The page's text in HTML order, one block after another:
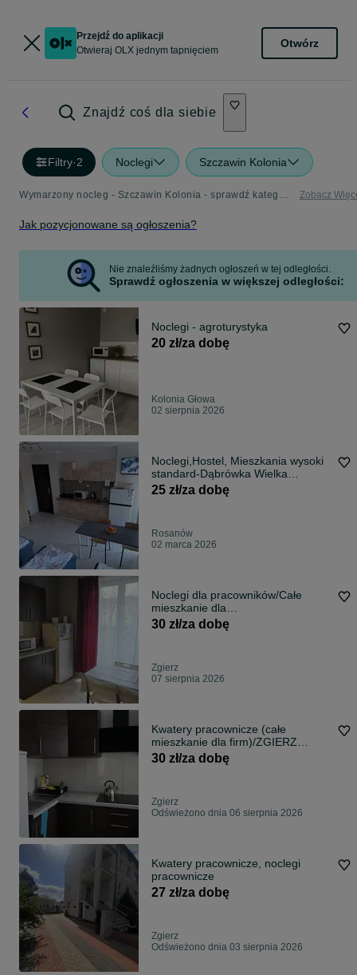
Przejdź do aplikacji
Otwieraj OLX jednym tapnięciem
Otwórz
Znajdź coś dla siebie
Filtry·2 Noclegi Szczawin Kolonia
Wymarzony nocleg - Szczawin Kolonia - sprawdź kategorię Noclegi Zobacz
Jak pozycjonowane są ogłoszenia?
Nie znaleźliśmy żadnych ogłoszeń w tej odległości.
Sprawdź ogłoszenia w większej odległości:
Noclegi - agroturystyka
20 zł/za dobę
Kolonia Głowa
02 sierpnia 2026
Noclegi,Hostel, Mieszkania wysoki
standard-Dąbrówka Wielka
,Rosanów,Ozorków ,Zgierz,
Dąbrówka Wielka, Leśmierz
25 zł/za dobę
Rosanów
02 marca 2026
Noclegi dla pracowników/Całe
mieszkanie dla
firm/ZGIERZ/CENTRUM
30 zł/za dobę
Zgierz
07 sierpnia 2026
Kwatery pracownicze (całe
mieszkanie dla firm)/ZGIERZ
CENTRUM
30 zł/za dobę
Zgierz
Odświeżono dnia 06 sierpnia 2026
Kwatery pracownicze, noclegi
pracownicze
27 zł/za dobę
Zgierz
Odświeżono dnia 03 sierpnia 2026